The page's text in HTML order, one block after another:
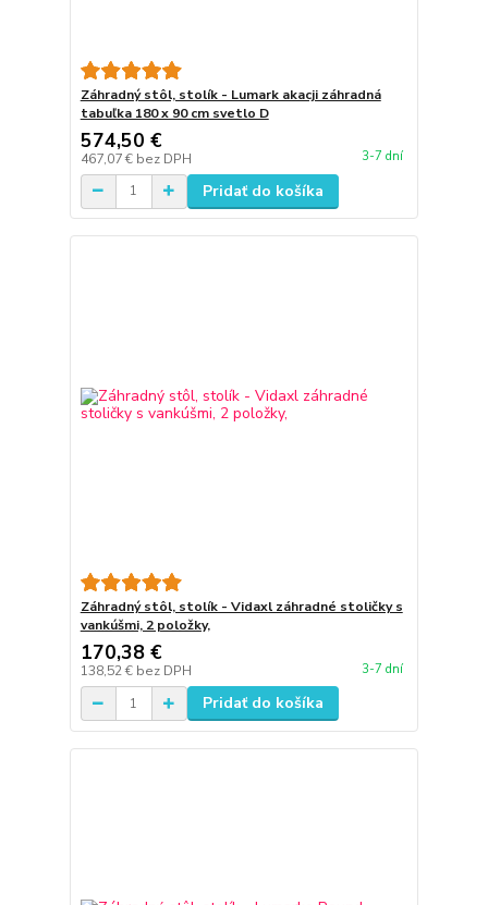
Záhradný stôl, stolík - Lumark akacji záhradná
tabuľka 180 x 90 cm svetlo D
574,50 €
467,07 € bez DPH 3-7 dní
Pridať do košíka
Záhradný stôl, stolík - Vidaxl záhradné stoličky s
vankúšmi, 2 položky,
170,38 €
138,52 € bez DPH 3-7 dní
Pridať do košíka